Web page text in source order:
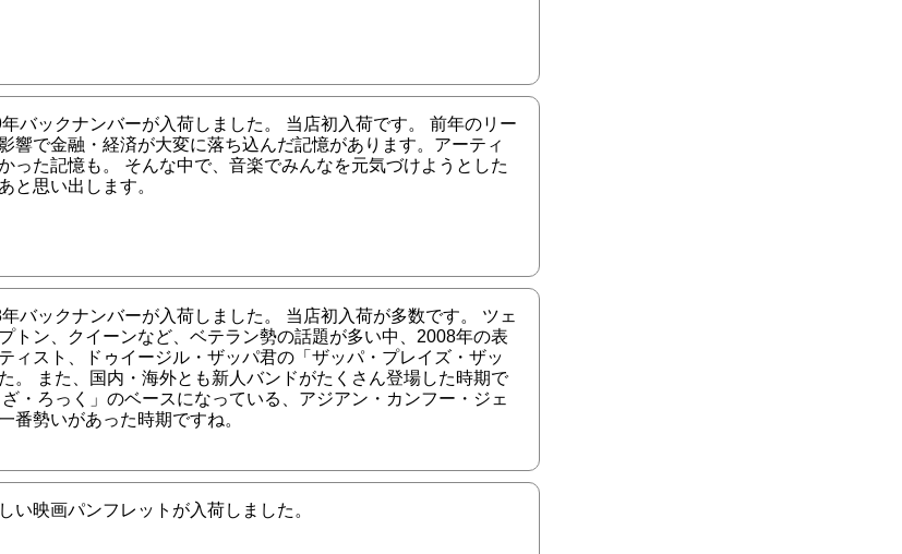
バックナンバーが入荷しました。 当店初入荷です。 前年のリー
響で金融・経済が大変に落ち込んだ記憶があります。アーティ
った記憶も。 そんな中で、音楽でみんなを元気づけようとした
と思い出します。
バックナンバーが入荷しました。 当店初入荷が多数です。 ツェ
トン、クイーンなど、ベテラン勢の話題が多い中、2008年の表
ィスト、ドゥイージル・ザッパ君の「ザッパ・プレイズ・ザッ
。 また、国内・海外とも新人バンドがたくさん登場した時期で
・ろっく」のベースになっている、アジアン・カンフー・ジェ
番勢いがあった時期ですね。
い映画パンフレットが入荷しました。